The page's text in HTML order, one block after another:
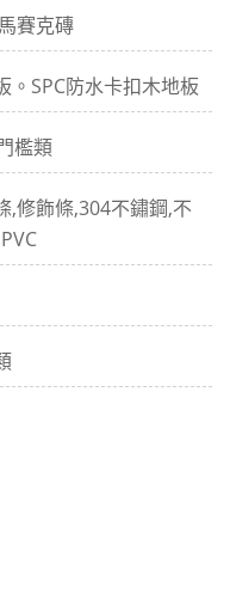
賽克磚
。SPC防水卡扣木地板
檻類
,修飾條,304不鏽鋼,不